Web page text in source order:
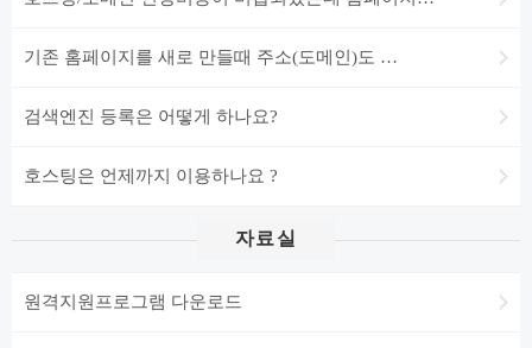
기존 홈페이지를 새로 만들때 주소(도메인)도 …
검색엔진 등록은 어떻게 하나요?
호스팅은 언제까지 이용하나요 ?
자료실
원격지원프로그램 다운로드